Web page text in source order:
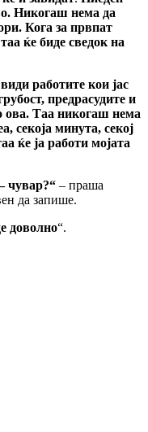
Никогаш нема да
Кога за првпат
ќе биде сведок на
работите кои јас
предрасудите и
ова. Таа никогаш нема
секоја минута, секој
ќе ја работи мојата
чувар?“ – праша
да запише.
доволно“.